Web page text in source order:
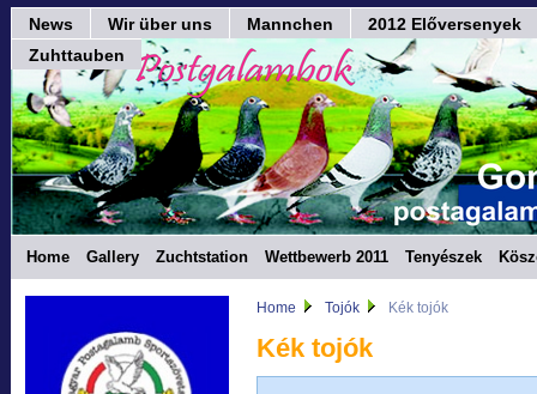
News Wir über uns Mannchen
2012 Előversenyek
Zuhttauben
Home Gallery Zuchtstation Wettbewerb 2011 Tenyészek
Home Tojók Kék tojók
Kék tojók